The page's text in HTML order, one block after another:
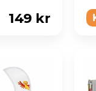
149 kr